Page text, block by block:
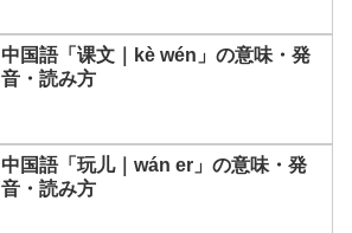
中国語「课文｜kè wén」の意味・発
音・読み方
中国語「玩儿｜wán er」の意味・発
音・読み方